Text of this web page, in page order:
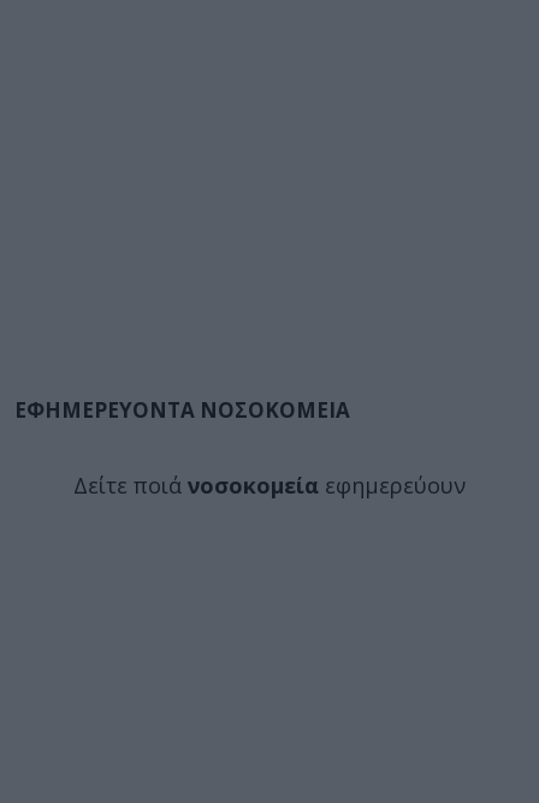
ΕΦΗΜΕΡΕΥΟΝΤΑ ΝΟΣΟΚΟΜΕΙΑ
Δείτε ποιά νοσοκομεία εφημερεύουν